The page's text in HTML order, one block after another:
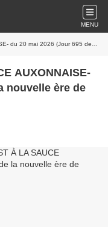
MENU
(Jour 695 de la nouvelle ère de Chantecler)
AUXONNAISE-
nouvelle ère de